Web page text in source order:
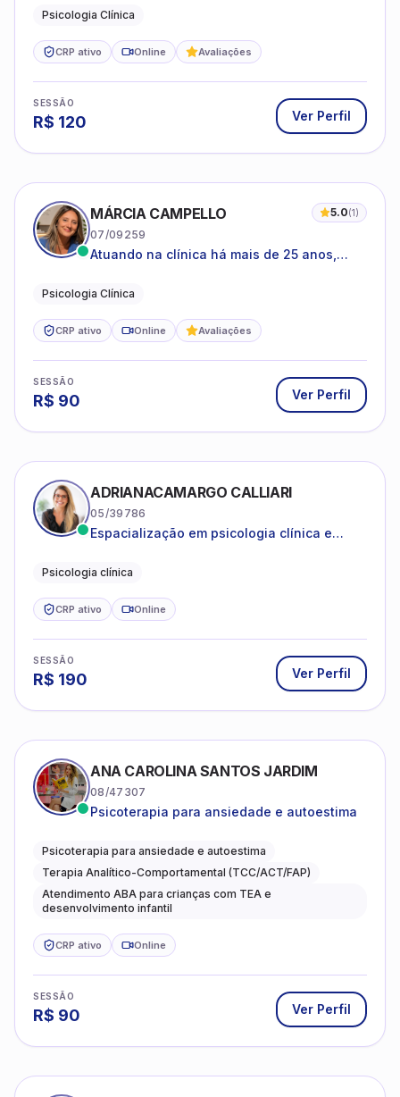
Psicologia Clínica
CRP ativo Online Avaliações
SESSÃO
R$ 120 Ver Perfil
MÁRCIA CAMPELLO 5.0(1)
07/09259
Atuando na clínica há mais de 25 anos,
estruturas, com experiência em
Psicologia Clínica
CRP ativo Online Avaliações
SESSÃO
R$ 90 Ver Perfil
ADRIANACAMARGO CALLIARI
05/39786
Espacialização em psicologia clínica e
Psicologia clínica
CRP ativo Online
SESSÃO
R$ 190 Ver Perfil
ANA CAROLINA SANTOS JARDIM
08/47307
Psicoterapia para ansiedade e autoestima
Psicoterapia para ansiedade e autoestima
Terapia Analítico-Comportamental (TCC/ACT/FAP)
Atendimento ABA para crianças com TEA e
desenvolvimento infantil
CRP ativo Online
SESSÃO
R$ 90 Ver Perfil